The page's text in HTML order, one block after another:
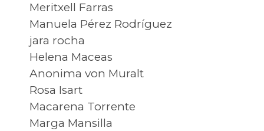
Meritxell Farras
Manuela Pérez Rodríguez
jara rocha
Helena Maceas
Anonima von Muralt
Rosa Isart
Macarena Torrente
Marga Mansilla